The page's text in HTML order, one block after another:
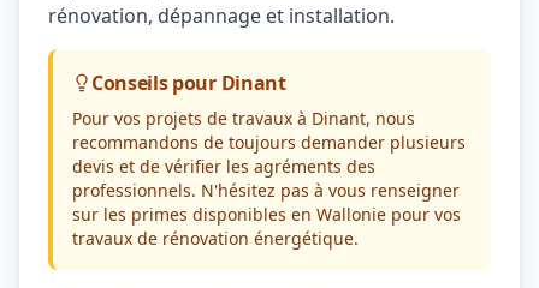
rénovation, dépannage et installation.
Conseils pour Dinant
Pour vos projets de travaux à Dinant, nous
recommandons de toujours demander plusieurs
devis et de vérifier les agréments des
professionnels. N'hésitez pas à vous renseigner
sur les primes disponibles en Wallonie pour vos
travaux de rénovation énergétique.